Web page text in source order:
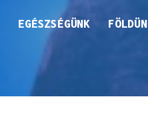
EGÉSZSÉGÜNK